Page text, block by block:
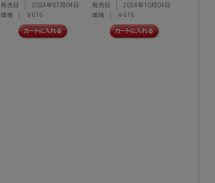
発売日
2024年07月04日
価格
￥616
発売日
2024年10月04日
価格
￥616